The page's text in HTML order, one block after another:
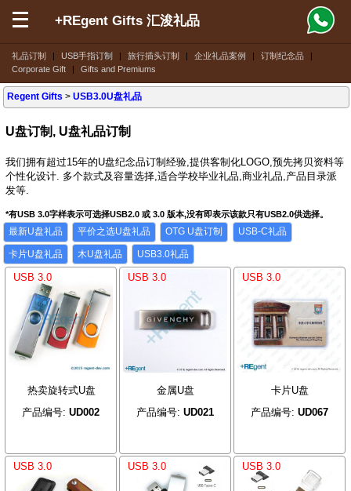
礼品订制 | USB手指订制 | 旅行插头订制 | 企业礼品案例 | 订制纪念品
|
Corporate Gift
| Gifts and Premiums
+REgent Gifts 汇浚礼品
Regent Gifts >USB3.0U盘礼品
U盘订制, U盘礼品订制
我们拥有超过15年的U盘纪念品订制经验,提供客制化LOGO,预先拷贝资料等
个性化设计. 多个款式及容量选择,适合学校毕业礼品,商业礼品,产品目录派
发等.
*有USB 3.0字样表示可选择USB2.0 或 3.0 版本,没有即表示该款只有USB2.0供选择。
最新U盘礼品 平价之选U盘礼品 OTG U盘订制 USB-C礼品
卡片U盘礼品 木U盘礼品 USB3.0礼品
USB 3.0
热卖旋转式U盘
产品编号:UD002
USB 3.0
金属U盘
产品编号: UD021
USB 3.0
卡片U盘
产品编号: UD067
USB 3.0 USB 3.0 USB 3.0